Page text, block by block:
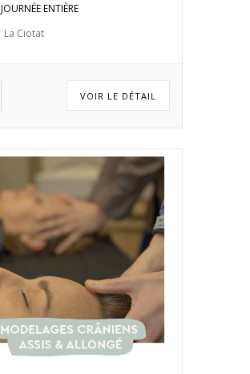
JOURNÉE ENTIÈRE
La Ciotat
VOIR LE DÉTAIL